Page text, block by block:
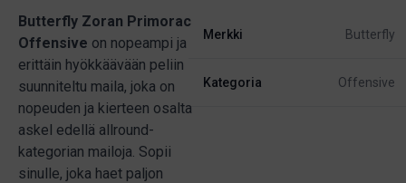
Butterfly Zoran Primorac
Offensive on nopeampi ja
erittäin hyökkäävään peliin
suunniteltu maila, joka on
nopeuden ja kierteen osalta
askel edellä allround-
kategorian mailoja. Sopii
sinulle, joka haet paljon
Merkki Butterfly
Kategoria Offensive